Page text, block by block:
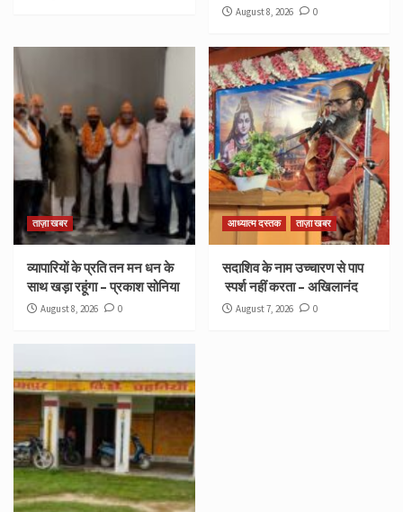
August 8, 2026 0
ताज़ा खबर
व्यापारियों के प्रति तन मन धन के
साथ खड़ा रहूंगा – प्रकाश सोनिया
August 8, 2026 0
आध्यात्म दस्तक ताज़ा खबर
सदाशिव के नाम उच्चारण से पाप
स्पर्श नहीं करता – अखिलानंद
August 7, 2026 0